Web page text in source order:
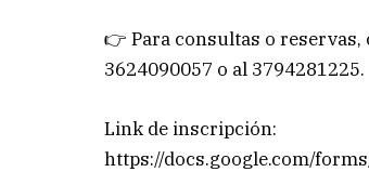
👉 Para consultas o
3624090057 o al 3794281225.
Link de inscripción:
https://docs.google.com/